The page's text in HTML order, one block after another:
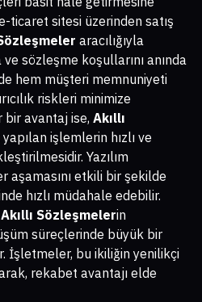
ticaret sitesi üzerinden satış
aracılığıyla
sözleşme koşullarını anında
hem müşteri memnuniyeti
riskleri minimize
bir avantaj ise, Akıllı
işlemlerin hızlı ve
Yazılım
aşamasını etkili bir şekilde
hızlı müdahale edebilir.
Akıllı Sözleşmelerin
süreçlerinde büyük bir
İşletmeler, bu ikiliğin yenilikçi
rekabet avantajı elde